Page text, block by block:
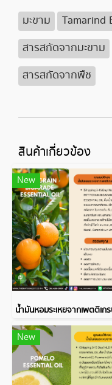
มะขาม Tamarind
สารสกัดจากมะขาม
สารสกัดจากพืช
สินค้าเกี่ยวข้อง
New
New